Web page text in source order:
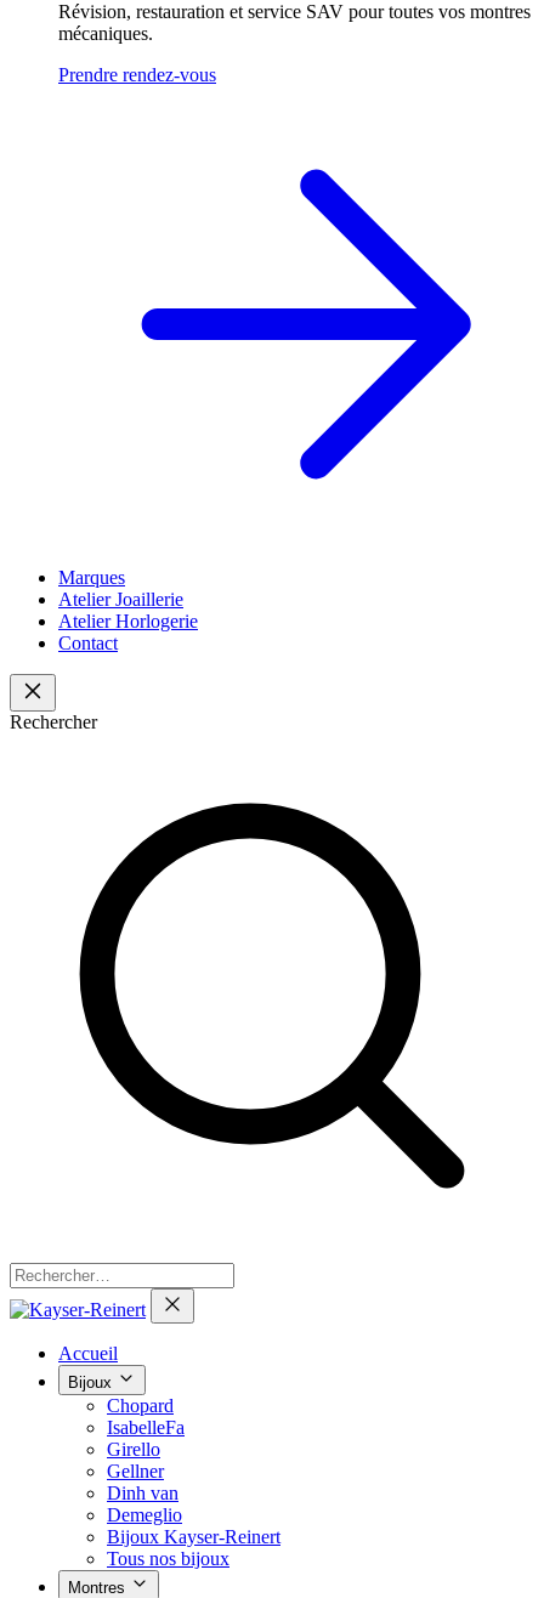
Révision, restauration et service SAV pour toutes vos montres
mécaniques.
Prendre rendez-vous
Marques
Atelier Joaillerie
Atelier Horlogerie
Contact
Rechercher
Accueil
Bijoux
Chopard
IsabelleFa
Girello
Gellner
Dinh van
Demeglio
Bijoux Kayser-Reinert
Tous nos bijoux
Montres